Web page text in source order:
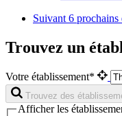
Suivant 6 prochains
Trouvez un
Votre établissement*
Trouvez des
Afficher les